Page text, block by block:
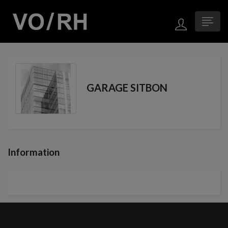
GARAGE SITBON
Information